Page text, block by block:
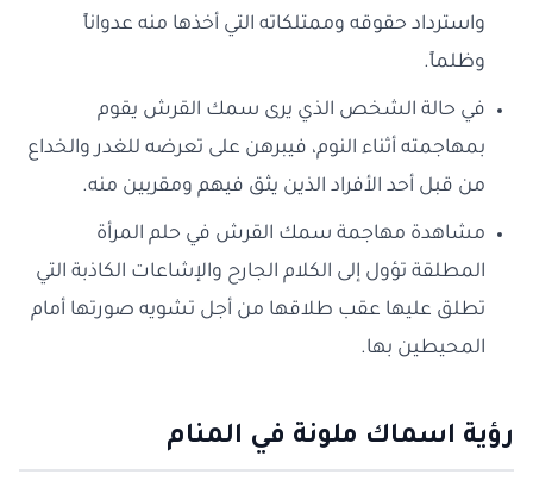
واسترداد حقوقه وممتلكاته التي أخذها منه عدواناً
وظلماً.
في حالة الشخص الذي يرى سمك القرش يقوم
بمهاجمته أثناء النوم، فيبرهن على تعرضه للغدر والخداع
من قبل أحد الأفراد الذين يثق فيهم ومقربين منه.
مشاهدة مهاجمة سمك القرش في حلم المرأة
المطلقة تؤول إلى الكلام الجارح والإشاعات الكاذبة التي
تطلق عليها عقب طلاقها من أجل تشويه صورتها أمام
المحيطين بها.
رؤية اسماك ملونة في المنام